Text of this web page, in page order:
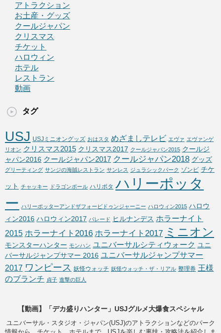
アトラクション
お土産・グッズ
クールジャパン
クリスマス
チケット
ハロウィン
ホテル
レストラン
動画
タグ
USJ USJミニオングッズ おはスタ めざましテレビ エヴァ エヴァンゲ
リオン クリスマス2015 クリスマス2017 クールジャパン2015 クールジ
ャパン2016 クールジャパン2017 クールジャパン2018 グッズ
グリーティング サンジの海賊レストラン サンレス ジュラシックパーク ゾンビ チケ
ット チャッキー ドラゴンボール ハリポタ ハリーポッタ
ー ハリーポッターアンドザフォービドゥンジャーニー ハロウィン2015 ハロウ
ィン2016 ハロウィン2017 パレード ヒルナンデス ホラーナイト
2015 ホラーナイト2016 ホラーナイト2017 ミニオン
モンスターハンター モンハン ユニバーサルシティウォーク ユニ
バーサルジャンプサマー 2016 ユニバーサルジャンプサマー
2017 ワンピース 妖怪ウォッチ 妖怪ウォッチ・ザ・リアル 整理券 王様
のブランチ 貞子 進撃の巨人
【動画】「デカ盛りハンター」USJグルメ大爆食スペシャル
ユニバーサル・スタジオ・ジャパン(USJ)のアトラクションなどのパーク